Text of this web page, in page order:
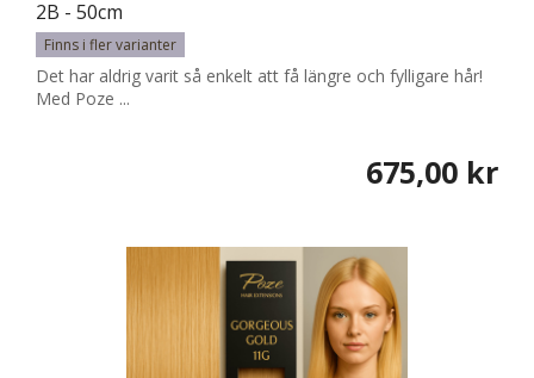
2B - 50cm
Finns i fler varianter
Det har aldrig varit så enkelt att få längre och fylligare hår!
Med Poze ...
675,00 kr